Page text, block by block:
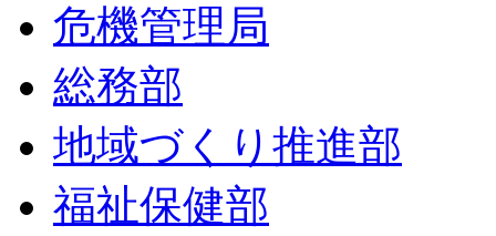
危機管理局
総務部
地域づくり推進部
福祉保健部